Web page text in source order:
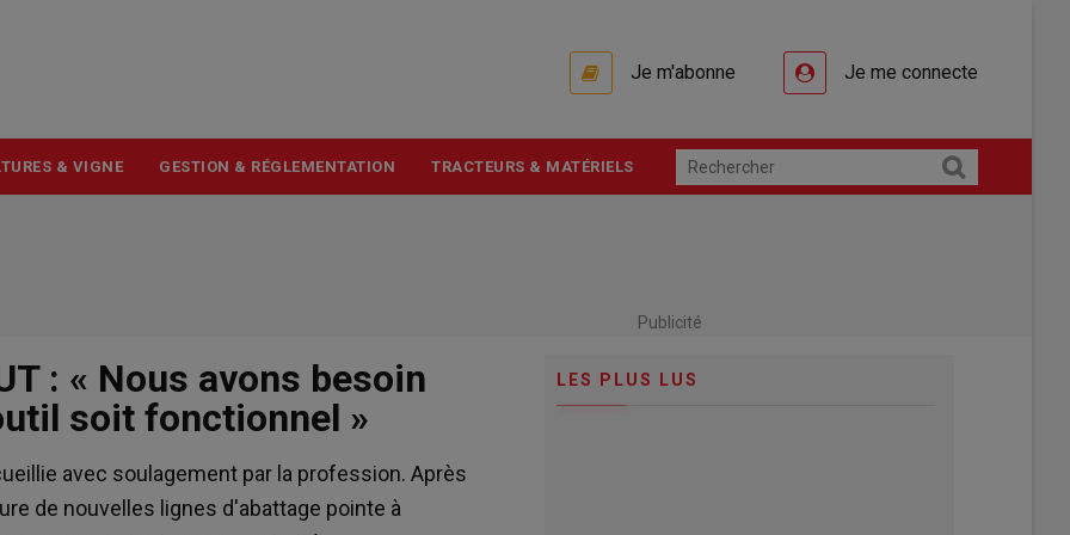
Je m'abonne Je me connecte
& VIGNE GESTION & RÉGLEMENTATION TRACTEURS & MATÉRIELS
Publicité
: « Nous avons besoin
soit fonctionnel »
avec soulagement par la profession. Après
de nouvelles lignes d'abattage pointe à
LES PLUS LUS